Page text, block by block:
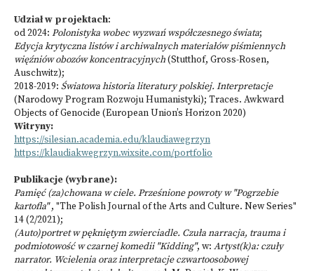
Udział w projektach:
od 2024: Polonistyka wobec wyzwań współczesnego świata;
Edycja krytyczna listów i archiwalnych materiałów piśmiennych
więźniów obozów koncentracyjnych(Stutthof, Gross-Rosen,
Auschwitz);
2018-2019: Światowa historia literatury polskiej. Interpretacje
(Narodowy Program Rozwoju Humanistyki); Traces. Awkward
Objects of Genocide (European Union’s Horizon 2020)
Witryny:
https://silesian.academia.edu/klaudiawegrzyn
https://klaudiakwegrzyn.wixsite.com/portfolio
Publikacje (wybrane):
Pamięć (za)chowana w ciele. Prześnione powroty w "Pogrzebie
kartofla", "The Polish Journal of the Arts and Culture. New Series"
14 (2/2021);
(Auto)portret w pękniętym zwierciadle. Czuła narracja, trauma i
podmiotowość w czarnej komedii "Kidding", w: Artyst(k)a: czuły
narrator. Wcielenia oraz interpretacje czwartoosobowej